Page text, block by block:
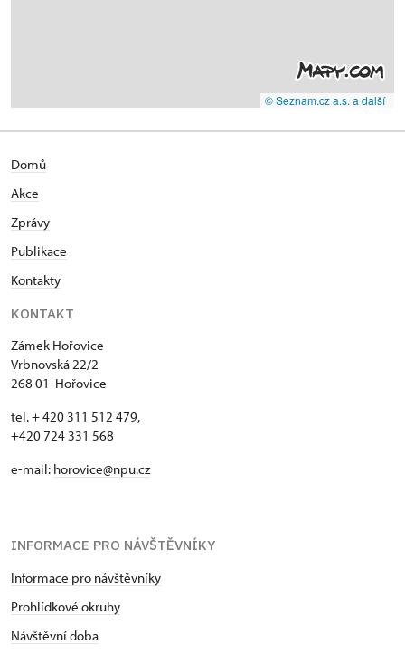
© Seznam.cz a.s. a další
Domů
Akce
Zprávy
Publikace
Kontakty
KONTAKT
Zámek Hořovice
Vrbnovská 22/2
268 01 Hořovice
tel. + 420 311 512 479,
+420 724 331 568
e-mail: horovice@npu.cz
INFORMACE PRO NÁVŠTĚVNÍKY
Informace pro návštěvníky
Prohlídkové okruhy
Návštěvní doba